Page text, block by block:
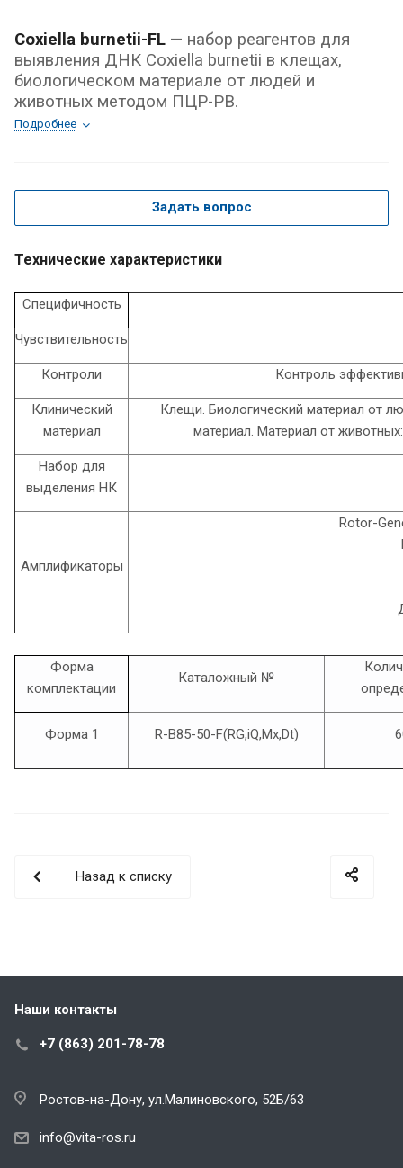
Coxiella burnetii-FL — набор реагентов для
выявления ДНК Coxiella burnetii в клещах,
биологическом материале от людей и
животных методом ПЦР-РВ.
Подробнее
Задать вопрос
Технические характеристики
Специфичность
Чувствительность
Контроли Контроль
Клинический
материал
Клещи. Биологический материал от
материал. Материал от
Набор для
выделения НК
Амплификаторы
Rotor-
Форма
комплектации
Каталожный №
Форма 1 R-B85-50-F(RG,iQ,Mx,Dt)
Назад к списку
Наши контакты
+7 (863) 201-78-78
Ростов-на-Дону, ул.Малиновского, 52Б/63
info@vita-ros.ru